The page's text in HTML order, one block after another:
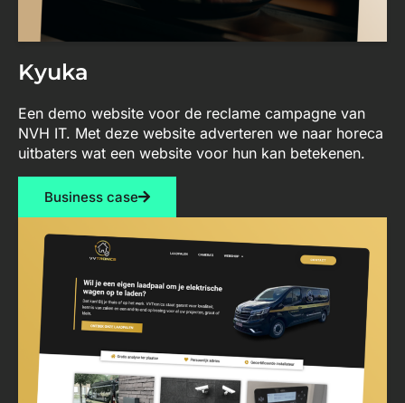
Kyuka
Een demo website voor de reclame campagne van
NVH IT. Met deze website adverteren we naar horeca
uitbaters wat een website voor hun kan betekenen.
Business case